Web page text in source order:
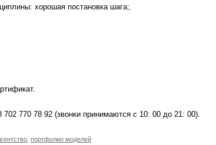
хорошая постановка шага;.
770 78 92 (звонки принимаются с 10: 00 до 21: 00).
портфолио моделей